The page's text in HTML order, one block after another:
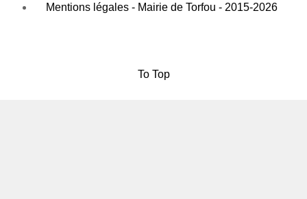
Mentions légales - Mairie de Torfou - 2015-2026
To Top